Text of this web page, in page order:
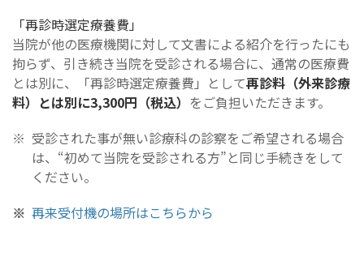
「再診時選定療養費」
当院が他の医療機関に対して文書による紹介を行ったにも
拘らず、引き続き当院を受診される場合に、通常の医療費
とは別に、「再診時選定療養費」として再診料（外来診療
料）とは別に3,300円（税込） をご負担いただきます。
受診された事が無い診療科の診察をご希望される場合
は、“初めて当院を受診される方”と同じ手続きをして
ください。
再来受付機の場所はこちらから